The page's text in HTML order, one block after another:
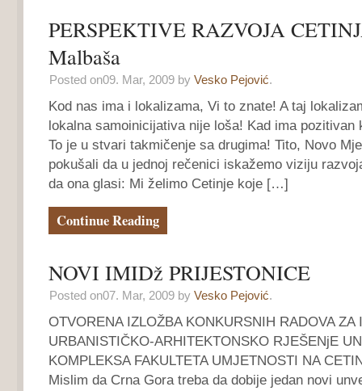
PERSPEKTIVE RAZVOJA
Malbaša
Posted on09. Mar, 2009 by Vesko Pejović.
Kod nas ima i lokalizama, Vi to znate! A taj
lokalna samoinicijativa nije loša! Kad ima pozitivan
To je u stvari takmičenje sa drugima! Tito, Novo
pokušali da u jednoj rečenici iskažemo viziju
da ona glasi: Mi želimo Cetinje koje […]
Continue Reading
NOVI IMIDž PRIJESTONICE
Posted on07. Mar, 2009 by Vesko Pejović.
OTVORENA IZLOŽBA KONKURSNIH RADOVA ZA
URBANISTIČKO-ARHITEKTONSKO RJEŠENjE
KOMPLEKSA FAKULTETA UMJETNOSTI NA
Mislim da Crna Gora treba da dobije jedan novi